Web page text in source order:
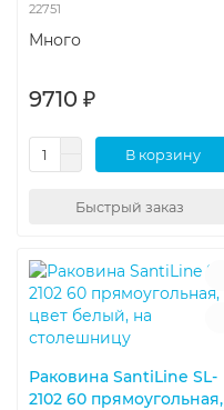
22751
Много
9710 ₽
В корзину
Быстрый заказ
Раковина SantiLine SL-
2102 60 прямоугольная,